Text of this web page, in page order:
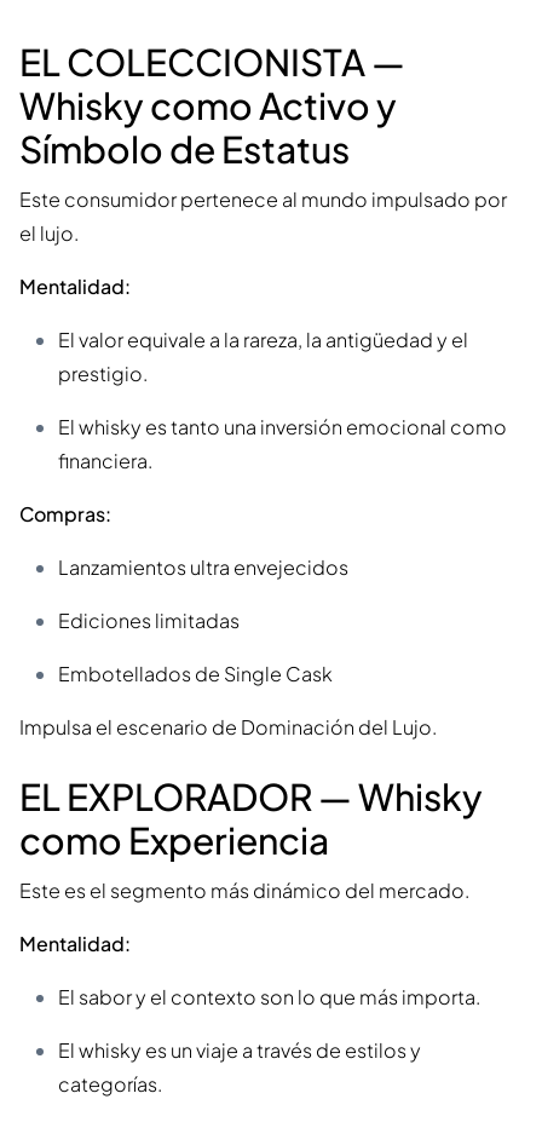
EL COLECCIONISTA —
Whisky como Activo y
Símbolo de Estatus
Este consumidor pertenece al mundo impulsado por
el lujo.
Mentalidad:
El valor equivale a la rareza, la antigüedad y el
prestigio.
El whisky es tanto una inversión emocional como
financiera.
Compras:
Lanzamientos ultra envejecidos
Ediciones limitadas
Embotellados de Single Cask
Impulsa el escenario de Dominación del Lujo.
EL EXPLORADOR — Whisky
como Experiencia
Este es el segmento más dinámico del mercado.
Mentalidad:
El sabor y el contexto son lo que más importa.
El whisky es un viaje a través de estilos y
categorías.